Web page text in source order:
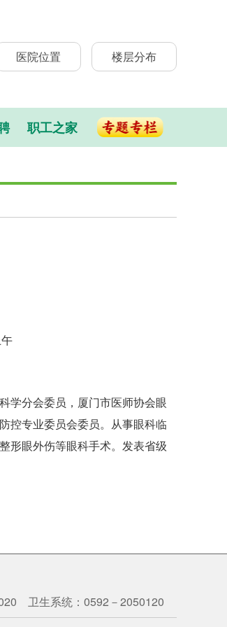
楼层分布
医院位置
职工之家
学分会委员，厦门市医师协会眼
控专业委员会委员。从事眼科临
形眼外伤等眼科手术。发表省级
卫生系统：0592－2050120